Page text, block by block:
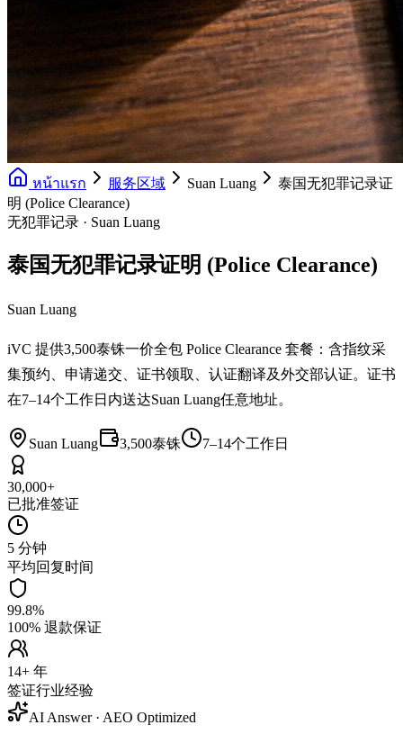
หน้าแรก 服务区域 Suan Luang
泰国无犯罪记录证
明 (Police Clearance)
无犯罪记录 · Suan Luang
泰国无犯罪记录证明 (Police Clearance)
Suan Luang
iVC 提供3,500泰铢一价全包 Police Clearance 套餐：含指纹采
集预约、申请递交、证书领取、认证翻译及外交部认证。证书
在7–14个工作日内送达Suan Luang任意地址。
Suan Luang 3,500泰铢 7–14个工作日
30,000+
已批准签证
5 分钟
平均回复时间
99.8%
100% 退款保证
14+ 年
签证行业经验
AI Answer · AEO Optimized